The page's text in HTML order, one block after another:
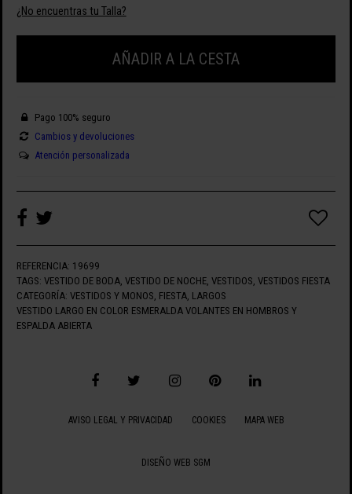
¿No encuentras tu Talla?
AÑADIR A LA CESTA
Pago 100% seguro
Cambios y devoluciones
Atención personalizada
REFERENCIA: 19699
TAGS: VESTIDO DE BODA, VESTIDO DE NOCHE, VESTIDOS, VESTIDOS FIESTA
CATEGORÍA: VESTIDOS Y MONOS, FIESTA, LARGOS
VESTIDO LARGO EN COLOR ESMERALDA VOLANTES EN HOMBROS Y
ESPALDA ABIERTA
AVISO LEGAL Y PRIVACIDAD COOKIES MAPA WEB
DISEÑO WEB SGM